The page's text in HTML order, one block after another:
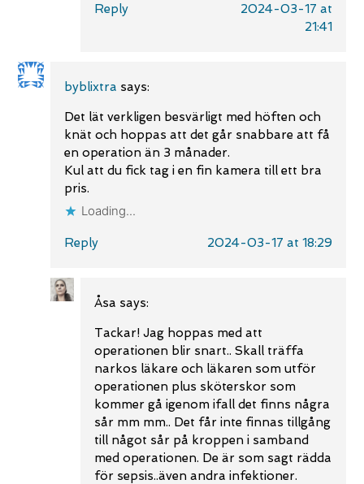
Reply
2024-03-17 at
21:41
byblixtra says:
Det lät verkligen besvärligt med höften och
knät och hoppas att det går snabbare att få
en operation än 3 månader.
Kul att du fick tag i en fin kamera till ett bra
pris.
Loading...
Reply 2024-03-17 at 18:29
Åsa says:
Tackar! Jag hoppas med att
operationen blir snart.. Skall träffa
narkos läkare och läkaren som utför
operationen plus sköterskor som
kommer gå igenom ifall det finns några
sår mm mm.. Det får inte finnas tillgång
till något sår på kroppen i samband
med operationen. De är som sagt rädda
för sepsis..även andra infektioner.